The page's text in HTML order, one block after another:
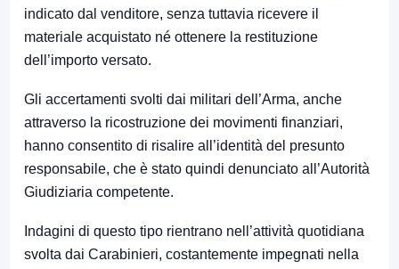
indicato dal venditore, senza tuttavia ricevere il
materiale acquistato né ottenere la restituzione
dell’importo versato.
Gli accertamenti svolti dai militari dell’Arma, anche
attraverso la ricostruzione dei movimenti finanziari,
hanno consentito di risalire all’identità del presunto
responsabile, che è stato quindi denunciato all’Autorità
Giudiziaria competente.
Indagini di questo tipo rientrano nell’attività quotidiana
svolta dai Carabinieri, costantemente impegnati nella